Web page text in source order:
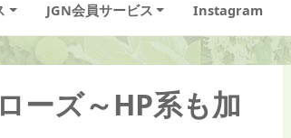
JGN会員サービス Instagram
ーズ～HP系も加